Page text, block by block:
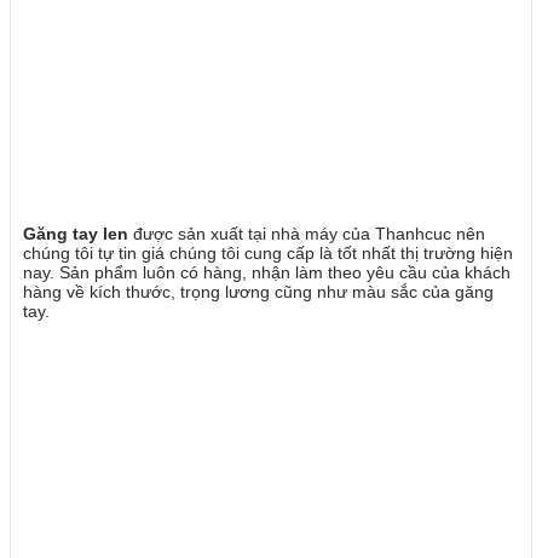
Găng tay len được sản xuất tại nhà máy của Thanhcuc nên
chúng tôi tự tin giá chúng tôi cung cấp là tốt nhất thị trường hiện
nay. Sản phẩm luôn có hàng, nhận làm theo yêu cầu của khách
hàng về kích thước, trọng lương cũng như màu sắc của găng
tay.